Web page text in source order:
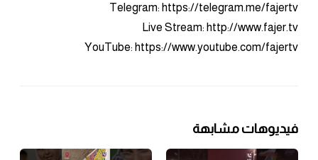
Telegram: https://telegram.me/fajertv
Live Stream: http://www.fajer.tv
YouTube: https://www.youtube.com/fajertv
فيديوهات مشابهة